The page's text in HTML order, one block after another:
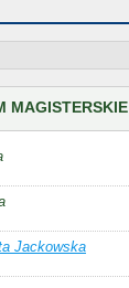
MAGISTERSKIE
Jackowska